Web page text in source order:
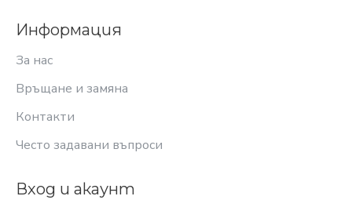
Информация
За нас
Връщане и замяна
Контакти
Често задавани въпроси
Вход и акаунт